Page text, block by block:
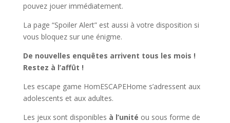
pouvez jouer immédiatement.
La page “Spoiler Alert” est aussi à votre disposition si
vous bloquez sur une énigme.
De nouvelles enquêtes arrivent tous les mois !
Restez à l’affût !
Les escape game HomESCAPEHome s’adressent aux
adolescents et aux adultes.
Les jeux sont disponibles à l’unité ou sous forme de